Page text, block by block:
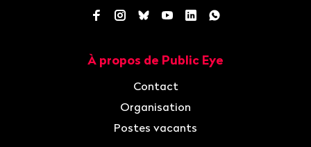
Facebook
Instagram
BlueskyYouTube
LinkedInWhatsApp
À propos de Public Eye
Contact
Organisation
Postes vacants